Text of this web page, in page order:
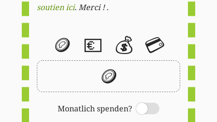
soutien ici. Merci ! .
🪙 💶 💰 💳
🪙
Monatlich spenden?
Switch